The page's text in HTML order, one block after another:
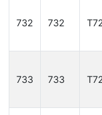
732 732
733 733